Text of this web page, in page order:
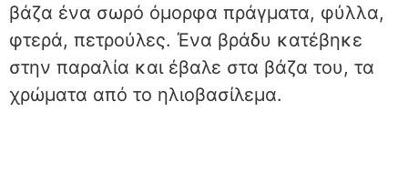
βάζα ένα σωρό όμορφα πράγματα, φύλλα,
φτερά, πετρούλες. Ένα βράδυ κατέβηκε
στην παραλία και έβαλε στα βάζα του, τα
χρώματα από το ηλιοβασίλεμα.